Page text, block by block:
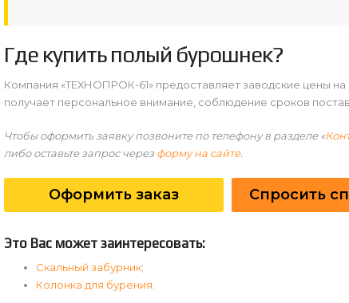
Где купить полый бурошнек?
Компания «ТЕХНОПРОК-61» предоставляет заводские цены
получает персональное внимание, соблюдение сроков
Чтобы оформить заявку позвоните по телефону в разделе «
либо оставьте запрос черезформу на сайте.
Оформить заказ Спросить
Это Вас может заинтересовать:
Скальный забурник;
Колонка для бурения